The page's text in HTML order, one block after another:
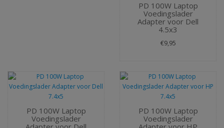
PD 100W Laptop
Voedingslader
Adapter voor Dell
4.5x3
€9,95
PD 100W Laptop
Voedingslader
PD 100W Laptop
Voedingslader